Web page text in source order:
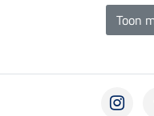
Toon